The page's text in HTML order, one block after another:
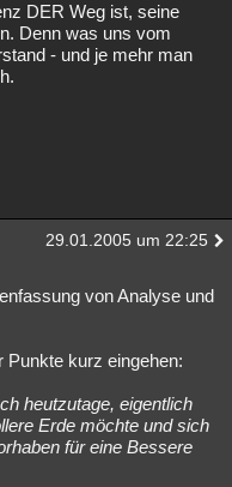
DER Weg ist, seine
Denn was uns vom
- und je mehr man
29.01.2005 um 22:25
von Analyse und
Punkte kurz eingehen:
heutzutage, eigentlich
Erde möchte und sich
für eine Bessere